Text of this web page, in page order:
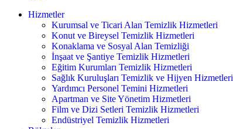
Hizmetler
Kurumsal ve Ticari Alan Temizlik Hizmetleri
Konut ve Bireysel Temizlik Hizmetleri
Konaklama ve Sosyal Alan Temizliği
İnşaat ve Şantiye Temizlik Hizmetleri
Eğitim Kurumları Temizlik Hizmetleri
Sağlık Kuruluşları Temizlik ve Hijyen Hizmetleri
Yardımcı Personel Temini Hizmetleri
Apartman ve Site Yönetim Hizmetleri
Film ve Dizi Setleri Temizlik Hizmetleri
Endüstriyel Temizlik Hizmetleri